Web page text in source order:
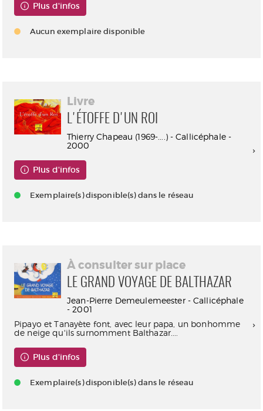
Plus d'infos
Aucun exemplaire disponible
Livre
L'ÉTOFFE D'UN ROI
Thierry Chapeau (1969-....) - Callicéphale -
2000
Plus d'infos
Exemplaire(s) disponible(s) dans le réseau
À consulter sur place
LE GRAND VOYAGE DE BALTHAZAR
Jean-Pierre Demeulemeester - Callicéphale
- 2001
Pipayo et Tanayète font, avec leur papa, un bonhomme
de neige qu'ils surnomment Balthazar....
Plus d'infos
Exemplaire(s) disponible(s) dans le réseau